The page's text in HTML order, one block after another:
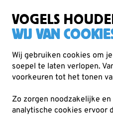
VOGELS
WIJ VAN
Wij gebruiken cookies om
soepel te laten verlopen.
voorkeuren tot het tonen
Zo zorgen noodzakelijke
analytische cookies ervoor
Verrekijkers Swarovski